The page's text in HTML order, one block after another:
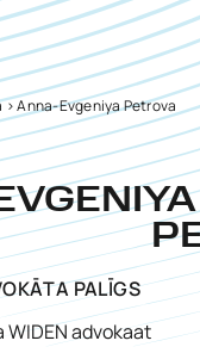
>Anna-Evgeniya Petrova
PALĪGS